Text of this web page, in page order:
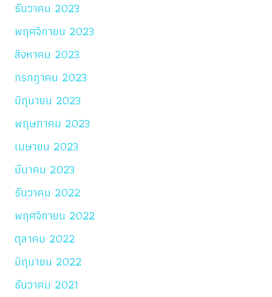
ธันวาคม 2023
พฤศจิกายน 2023
สิงหาคม 2023
กรกฎาคม 2023
มิถุนายน 2023
พฤษภาคม 2023
เมษายน 2023
มีนาคม 2023
ธันวาคม 2022
พฤศจิกายน 2022
ตุลาคม 2022
มิถุนายน 2022
ธันวาคม 2021